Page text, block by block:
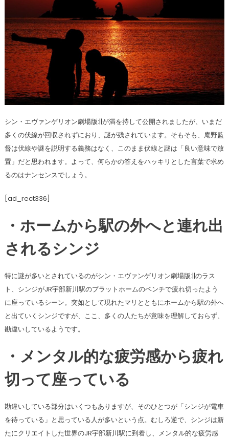
シン・エヴァンゲリオン劇場版:||が満を持して公開されましたが、いまだ
多くの伏線が回収されずにおり、謎が残されています。そもそも、庵野監
督は伏線や謎を説明する義務はなく、このまま伏線と謎は「良い意味で放
置」だと思われます。よって、何らかの答えをハッキリとした言葉で求め
るのはナンセンスでしょう。
[ad_rect336]
・ホームから駅の外へと連れ出
されるシンジ
特に謎が多いとされているのがシン・エヴァンゲリオン劇場版:||のラス
ト、シンジがJR宇部新川駅のプラットホームのベンチで疲れ切ったよう
に座っているシーン。突如として現れたマリとともにホームから駅の外へ
と出ていくシンジですが、ここ、多くの人たちが意味を理解しておらず、
勘違いしているようです。
・メンタル的な疲労感から疲れ
切って座っている
勘違いしている部分はいくつもありますが、そのひとつが「シンジが電車
を待っている」と思っている人が多いという点。むしろ逆で、シンジは新
たにクリエイトした世界のJR宇部新川駅に到着し、メンタル的な疲労感